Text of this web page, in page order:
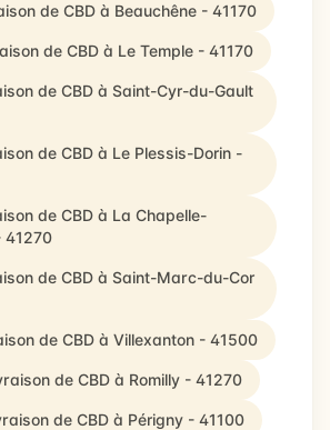
de CBD à Beauchêne - 41170
de CBD à Le Temple - 41170
de CBD à Saint-Cyr-du-Gault
de CBD à Le Plessis-Dorin -
de CBD à La Chapelle-
41270
de CBD à Saint-Marc-du-Cor
de CBD à Villexanton - 41500
de CBD à Romilly - 41270
de CBD à Périgny - 41100